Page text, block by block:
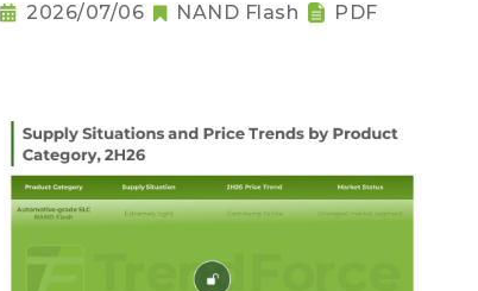
2026/07/06 NAND Flash PDF